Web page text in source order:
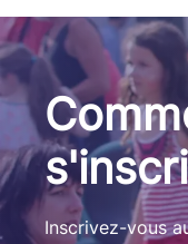
Inscrivez-vous